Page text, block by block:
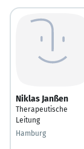
Niklas Janßen
Therapeutische
Leitung
Hamburg